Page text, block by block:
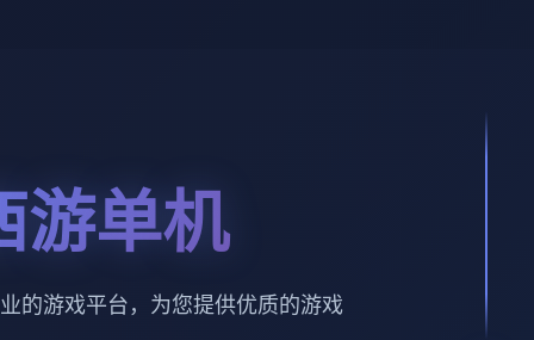
游单机
的游戏平台，为您提供优质的游戏